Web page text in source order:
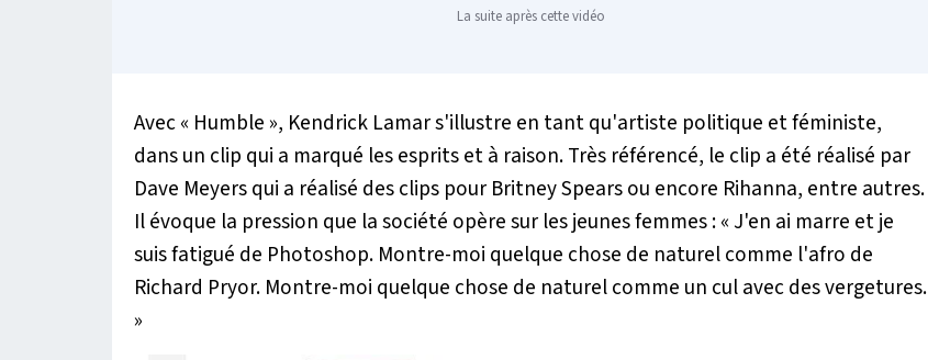
La suite après cette vidéo
Avec « Humble », Kendrick Lamar s'illustre en tant qu'artiste politique et féministe,
dans un clip qui a marqué les esprits et à raison. Très référencé, le clip a été réalisé par
Dave Meyers qui a réalisé des clips pour Britney Spears ou encore Rihanna, entre autres.
Il évoque la pression que la société opère sur les jeunes femmes : « J'en ai marre et je
suis fatigué de Photoshop. Montre-moi quelque chose de naturel comme l'afro de
Richard Pryor. Montre-moi quelque chose de naturel comme un cul avec des vergetures.
»